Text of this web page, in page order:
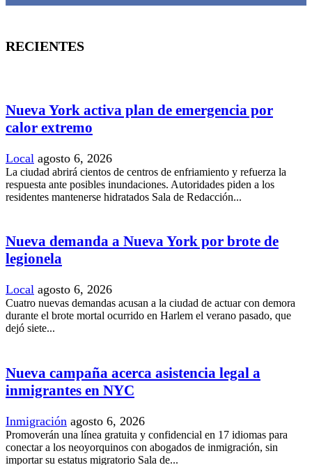
RECIENTES
Nueva York activa plan de emergencia por
calor extremo
Local agosto 6, 2026
La ciudad abrirá cientos de centros de enfriamiento y refuerza la
respuesta ante posibles inundaciones. Autoridades piden a los
residentes mantenerse hidratados Sala de Redacción...
Nueva demanda a Nueva York por brote de
legionela
Local agosto 6, 2026
Cuatro nuevas demandas acusan a la ciudad de actuar con demora
durante el brote mortal ocurrido en Harlem el verano pasado, que
dejó siete...
Nueva campaña acerca asistencia legal a
inmigrantes en NYC
Inmigración agosto 6, 2026
Promoverán una línea gratuita y confidencial en 17 idiomas para
conectar a los neoyorquinos con abogados de inmigración, sin
importar su estatus migratorio Sala de...